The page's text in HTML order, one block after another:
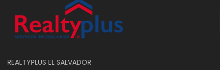
REALTYPLUS EL SALVADOR